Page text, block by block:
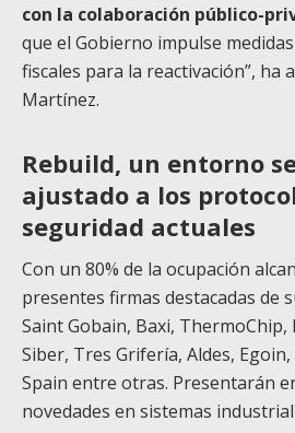
con la colaboración público-
que el Gobierno impulse
fiscales para la reactivación”, ha
Martínez.
Rebuild, un entorno
ajustado a los
seguridad actuales
Con un 80% de la ocupación
presentes firmas destacadas de
Saint Gobain, Baxi, ThermoChip,
Siber, Tres Grifería, Aldes,
Spain entre otras. Presentarán
novedades en sistemas